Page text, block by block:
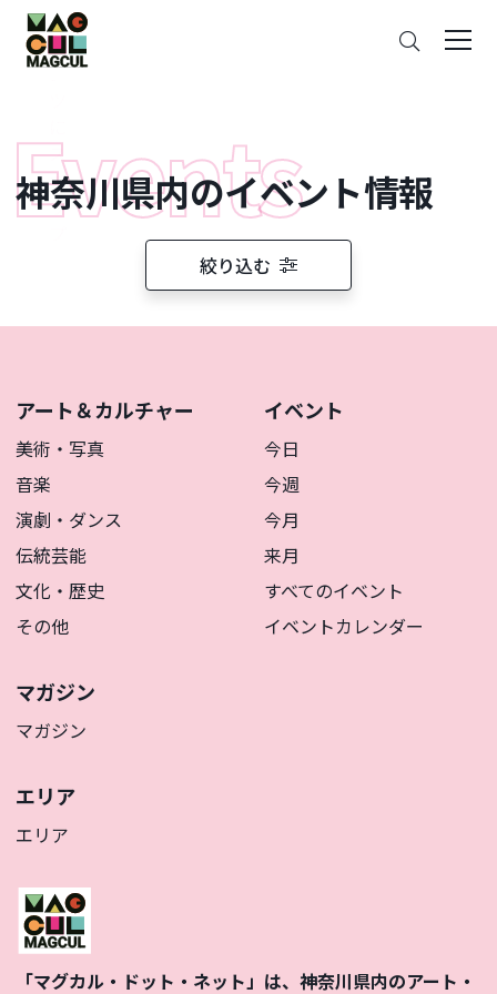
ン
テ
ン
ス
キ
ッ
神奈川県内のイベント情報
絞り込む
アート＆カルチャー
美術・写真
音楽
演劇・ダンス
伝統芸能
文化・歴史
その他
イベント
今日
今週
今月
来月
すべてのイベント
イベントカレンダー
マガジン
マガジン
エリア
エリア
「マグカル・ドット・ネット」は、神奈川県内のアート・